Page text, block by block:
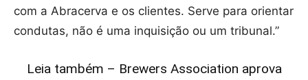
com a Abracerva e os clientes. Serve para orientar
condutas, não é uma inquisição ou um tribunal.”
Leia também – Brewers Association aprova